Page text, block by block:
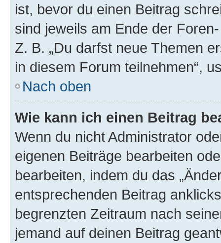
ist, bevor du einen Beitrag
sind jeweils am Ende der
Z. B. „Du darfst neue Themen
in diesem Forum teilnehmen“,
Nach oben
Wie kann ich einen Beitrag
Wenn du nicht Administrator
eigenen Beiträge bearbeiten
bearbeiten, indem du das
entsprechenden Beitrag
begrenzten Zeitraum nach
jemand auf deinen Beitrag